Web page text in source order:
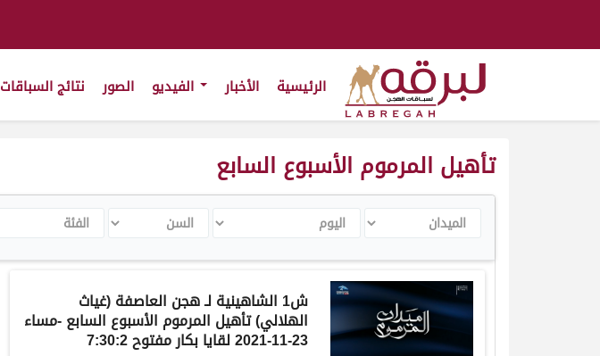
الرئيسية الأخبار الصور نتائج السباقات
تأهيل المرموم الأسبوع السابع
الميدان اليوم السن الفئة
ش1 الشاهينية لـ هجن العاصفة (غياث
الهلالي) تأهيل المرموم الأسبوع السابع -مساء
23-11-2021 لقايا بكار مفتوح 7:30:2